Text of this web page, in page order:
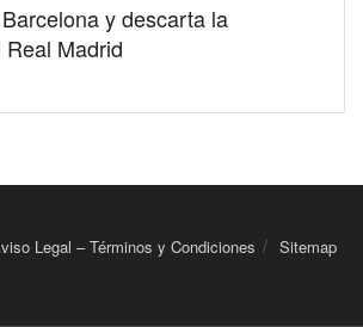
y descarta la
Madrid
Legal – Términos y Condiciones Sitemap